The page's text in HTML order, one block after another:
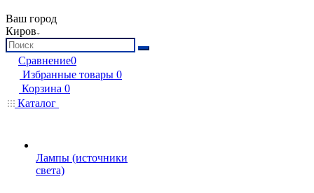
Ваш город
Киров
Сравнение0
Избранные товары 0
Корзина 0
Каталог
Лампы (источники
света)